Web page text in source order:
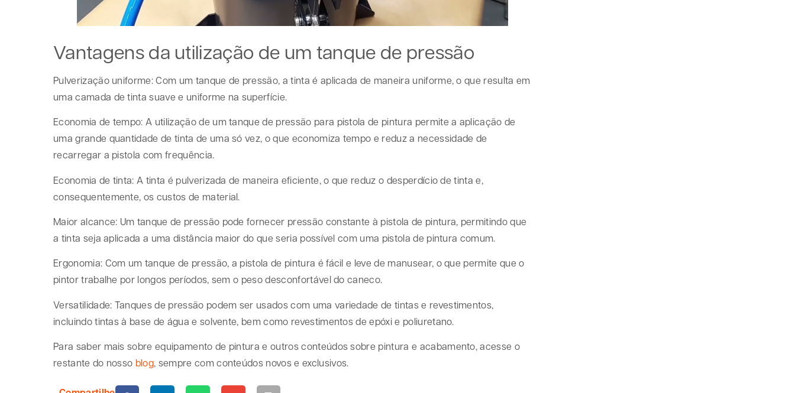
Vantagens da utilização de um tanque de pressão
Pulverização uniforme: Com um tanque de pressão, a tinta é aplicada de maneira uniforme, o que resulta em
uma camada de tinta suave e uniforme na superfície.
Economia de tempo: A utilização de um tanque de pressão para pistola de pintura permite a aplicação de
uma grande quantidade de tinta de uma só vez, o que economiza tempo e reduz a necessidade de
recarregar a pistola com frequência.
Economia de tinta: A tinta é pulverizada de maneira eficiente, o que reduz o desperdício de tinta e,
consequentemente, os custos de material.
Maior alcance: Um tanque de pressão pode fornecer pressão constante à pistola de pintura, permitindo que
a tinta seja aplicada a uma distância maior do que seria possível com uma pistola de pintura comum.
Ergonomia: Com um tanque de pressão, a pistola de pintura é fácil e leve de manusear, o que permite que o
pintor trabalhe por longos períodos, sem o peso desconfortável do caneco.
Versatilidade: Tanques de pressão podem ser usados com uma variedade de tintas e revestimentos,
incluindo tintas à base de água e solvente, bem como revestimentos de epóxi e poliuretano.
Para saber mais sobre equipamento de pintura e outros conteúdos sobre pintura e acabamento, acesse o
restante do nosso blog, sempre com conteúdos novos e exclusivos.